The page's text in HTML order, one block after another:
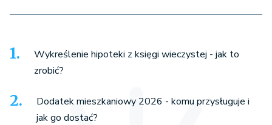
Wykreślenie hipoteki z księgi wieczystej - jak to
zrobić?
Dodatek mieszkaniowy 2026 - komu przysługuje i
jak go dostać?